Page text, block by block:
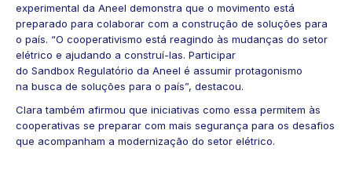
experimental da Aneel demonstra que o movimento está
preparado para colaborar com a construção de soluções para
o país. “O cooperativismo está reagindo às mudanças do setor
elétrico e ajudando a construí-las. Participar
do Sandbox Regulatório da Aneel é assumir protagonismo
na busca de soluções para o país”, destacou.
Clara também afirmou que iniciativas como essa permitem às
cooperativas se preparar com mais segurança para os desafios
que acompanham a modernização do setor elétrico.